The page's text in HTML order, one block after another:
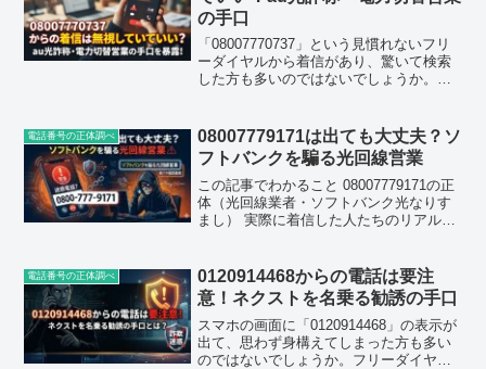
の手口
「08007770737」という見慣れないフリ
ーダイヤルから着信があり、驚いて検索
した方も多いのではないでしょうか。実
トでも報告が相次いでいます。結論から
先にお伝えする...
電話番号の正体調べ
08007779171は出ても大丈夫？ソ
フトバンクを騙る光回線営業
この記事でわかること 08007779171の正
体（光回線業者・ソフトバンク光なりす
まし） 実際に着信した人たちのリアルな
の意味と危険性 着信拒否・ブロックの具
体的...
電話番号の正体調べ
0120914468からの電話は要注
意！ネクストを名乗る勧誘の手口
スマホの画面に「0120914468」の表示が
出て、思わず身構えてしまった方も多い
のではないでしょうか。フリーダイヤル